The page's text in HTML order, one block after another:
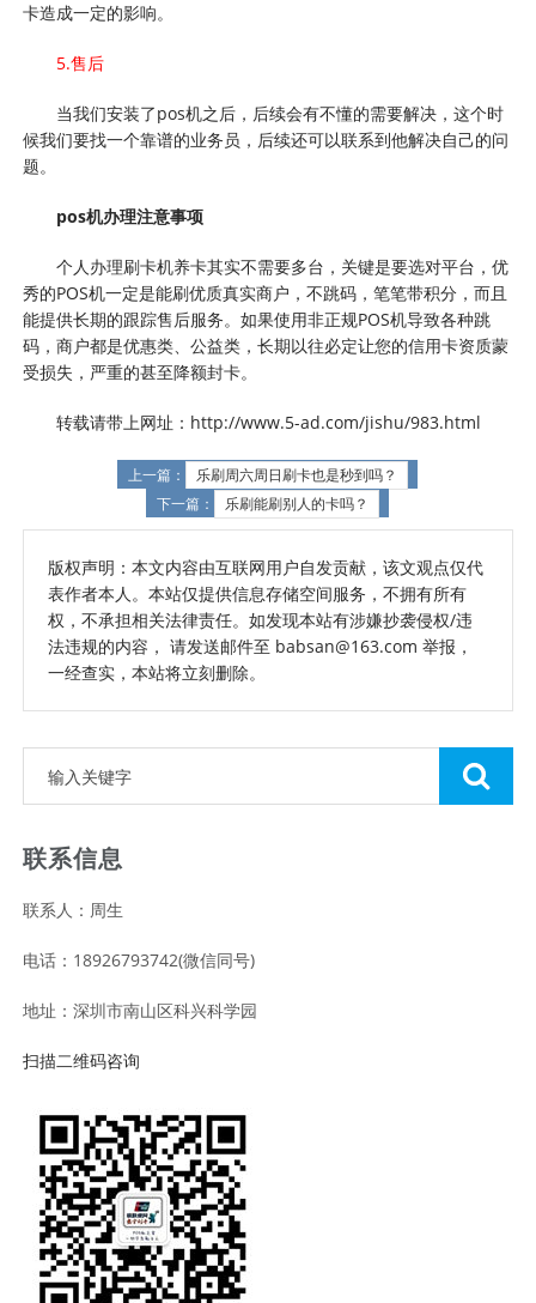
卡造成一定的影响。
5.售后
当我们安装了pos机之后，后续会有不懂的需要解决，这个时
候我们要找一个靠谱的业务员，后续还可以联系到他解决自己的问
题。
pos机办理注意事项
个人办理刷卡机养卡其实不需要多台，关键是要选对平台，优
秀的POS机一定是能刷优质真实商户，不跳码，笔笔带积分，而且
能提供长期的跟踪售后服务。如果使用非正规POS机导致各种跳
码，商户都是优惠类、公益类，长期以往必定让您的信用卡资质蒙
受损失，严重的甚至降额封卡。
转载请带上网址：http://www.5-ad.com/jishu/983.html
上一篇：
乐刷周六周日刷卡也是秒到吗？
下一篇：
乐刷能刷别人的卡吗？
版权声明：本文内容由互联网用户自发贡献，该文观点仅代
表作者本人。本站仅提供信息存储空间服务，不拥有所有
权，不承担相关法律责任。如发现本站有涉嫌抄袭侵权/违
法违规的内容， 请发送邮件至 babsan@163.com 举报，
一经查实，本站将立刻删除。
联系信息
联系人：周生
电话：18926793742(微信同号)
地址：深圳市南山区科兴科学园
扫描二维码咨询